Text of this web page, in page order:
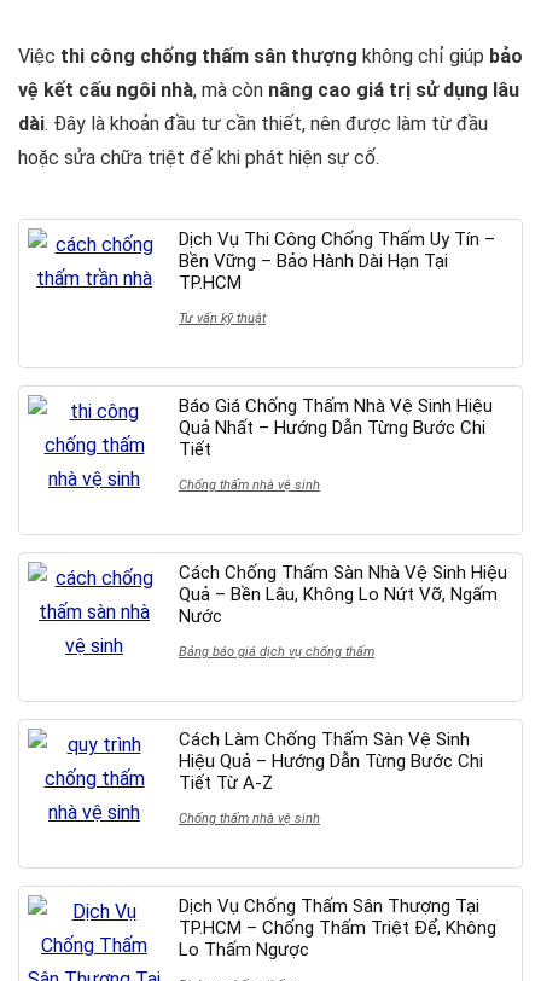
Việc thi công chống thấm sân thượng không chỉ giúp bảo
vệ kết cấu ngôi nhà, mà còn nâng cao giá trị sử dụng lâu
dài. Đây là khoản đầu tư cần thiết, nên được làm từ đầu
hoặc sửa chữa triệt để khi phát hiện sự cố.
Dịch Vụ Thi Công Chống Thấm Uy Tín –
Bền Vững – Bảo Hành Dài Hạn Tại
TP.HCM
Tư vấn kỹ thuật
Báo Giá Chống Thấm Nhà Vệ Sinh Hiệu
Quả Nhất – Hướng Dẫn Từng Bước Chi
Tiết
Chống thấm nhà vệ sinh
Cách Chống Thấm Sàn Nhà Vệ Sinh Hiệu
Quả – Bền Lâu, Không Lo Nứt Vỡ, Ngấm
Nước
Bảng báo giá dịch vụ chống thấm
Cách Làm Chống Thấm Sàn Vệ Sinh
Hiệu Quả – Hướng Dẫn Từng Bước Chi
Tiết Từ A-Z
Chống thấm nhà vệ sinh
Dịch Vụ Chống Thấm Sân Thượng Tại
TP.HCM – Chống Thấm Triệt Để, Không
Lo Thấm Ngược